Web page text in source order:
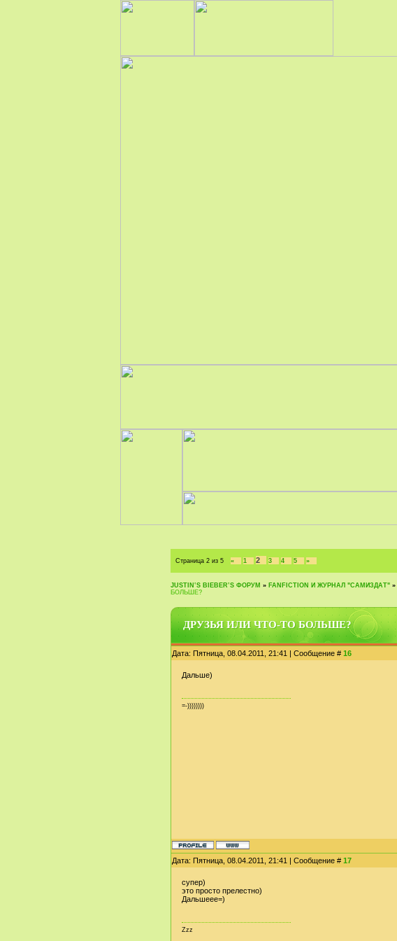
Страница 2 из 5 « 1 2 3 4 5 »
JUSTIN‛S BIEBER‛S ФОРУМ » FANFICTION И ЖУРНАЛ "САМИЗДАТ" »
БОЛЬШЕ?
ДРУЗЬЯ ИЛИ ЧТО-ТО БОЛЬШЕ?
Дата: Пятница, 08.04.2011, 21:41 | Сообщение # 16
Дальше)
=-))))))))
Дата: Пятница, 08.04.2011, 21:41 | Сообщение # 17
супер)
это просто прелестно)
Дальшеее=)
Zzz